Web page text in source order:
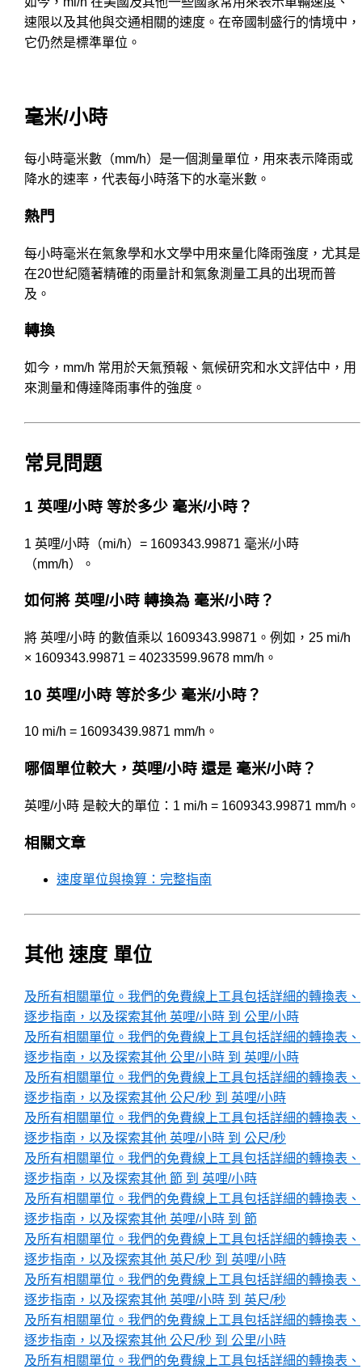
速限以及其他與交通相關的速度。在帝國制盛行的情境中，
它仍然是標準單位。
毫米/小時
每小時毫米數（mm/h）是一個測量單位，用來表示降雨或
降水的速率，代表每小時落下的水毫米數。
熱門
每小時毫米在氣象學和水文學中用來量化降雨強度，尤其是
在20世紀隨著精確的雨量計和氣象測量工具的出現而普
及。
轉換
如今，mm/h 常用於天氣預報、氣候研究和水文評估中，用
來測量和傳達降雨事件的強度。
常見問題
1 英哩/小時 等於多少 毫米/小時？
1 英哩/小時（mi/h）= 1609343.99871 毫米/小時
（mm/h）。
如何將 英哩/小時 轉換為 毫米/小時？
將 英哩/小時 的數值乘以 1609343.99871。例如，25 mi/h
× 1609343.99871 = 40233599.9678 mm/h。
10 英哩/小時 等於多少 毫米/小時？
10 mi/h = 16093439.9871 mm/h。
哪個單位較大，英哩/小時 還是 毫米/小時？
英哩/小時 是較大的單位：1 mi/h = 1609343.99871 mm/h。
相關文章
速度單位與換算：完整指南
其他 速度 單位
及所有相關單位。我們的免費線上工具包括詳細的轉換表、
逐步指南，以及探索其他 英哩/小時 到 公里/小時
及所有相關單位。我們的免費線上工具包括詳細的轉換表、
逐步指南，以及探索其他 公里/小時 到 英哩/小時
及所有相關單位。我們的免費線上工具包括詳細的轉換表、
逐步指南，以及探索其他 公尺/秒 到 英哩/小時
及所有相關單位。我們的免費線上工具包括詳細的轉換表、
逐步指南，以及探索其他 英哩/小時 到 公尺/秒
及所有相關單位。我們的免費線上工具包括詳細的轉換表、
逐步指南，以及探索其他 節 到 英哩/小時
及所有相關單位。我們的免費線上工具包括詳細的轉換表、
逐步指南，以及探索其他 英哩/小時 到 節
及所有相關單位。我們的免費線上工具包括詳細的轉換表、
逐步指南，以及探索其他 英尺/秒 到 英哩/小時
及所有相關單位。我們的免費線上工具包括詳細的轉換表、
逐步指南，以及探索其他 英哩/小時 到 英尺/秒
及所有相關單位。我們的免費線上工具包括詳細的轉換表、
逐步指南，以及探索其他 公尺/秒 到 公里/小時
及所有相關單位。我們的免費線上工具包括詳細的轉換表、